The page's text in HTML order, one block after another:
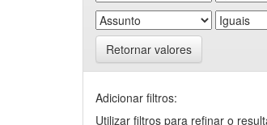
Retornar valores
Adicionar filtros:
Utilizar filtros para refinar o